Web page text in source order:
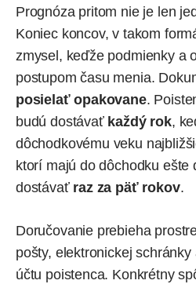
Prognóza pritom nie je len
Koniec koncov, v takom
zmysel, keďže podmienky a
postupom času menia.
posielať opakovane.
budú dostávať každý rok,
dôchodkovému veku
ktorí majú do dôchodku ešte
dostávať raz za päť rokov.
Doručovanie prebieha
pošty, elektronickej
účtu poistenca. Konkrétny